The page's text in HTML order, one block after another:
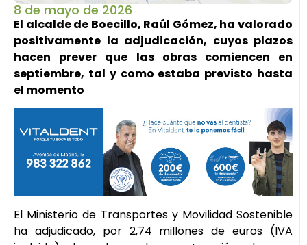
8 de mayo de 2026
El alcalde de Boecillo, Raúl Gómez, ha valorado
positivamente la adjudicación, cuyos plazos
hacen prever que las obras comiencen en
septiembre, tal y como estaba previsto hasta
el momento
El Ministerio de Transportes y Movilidad Sostenible
ha adjudicado, por 2,74 millones de euros (IVA